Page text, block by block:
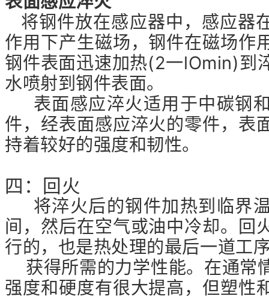
将钢件放在感应器中，感应器
作用下产生磁场，钢件在磁场作
钢件表面迅速加热(2一lOmin)到
水喷射到钢件表面。
表面感应淬火适用于中碳钢
件，经表面感应淬火的零件，表
持着较好的强度和韧性。
四：回火
将淬火后的钢件加热到临界
间，然后在空气或油中冷却。回
行的，也是热处理的最后一道工
获得所需的力学性能。在通常
强度和硬度有很大提高，但塑性